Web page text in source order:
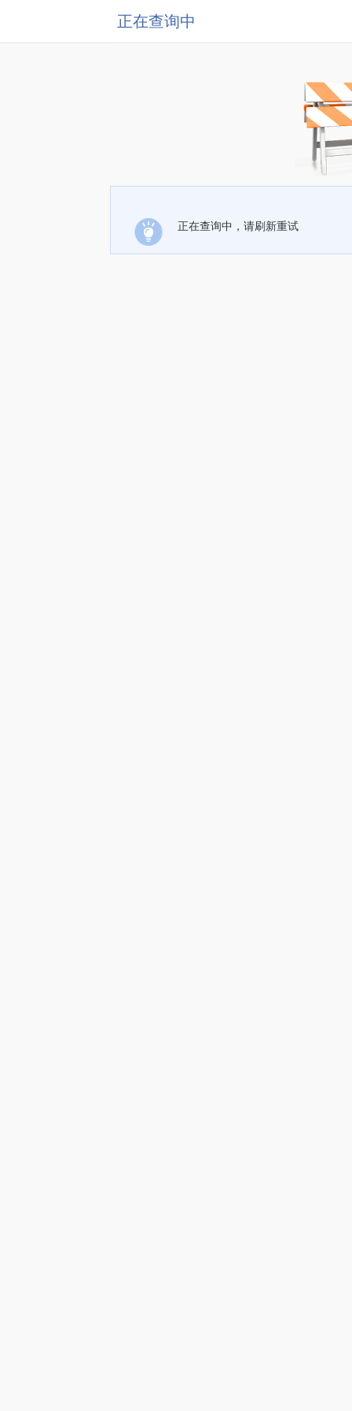
正在查询中
正在查询中，请刷新重试